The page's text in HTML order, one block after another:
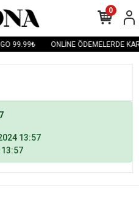
99.99₺ ONLİNE ÖDEMELERDE
0
13:57